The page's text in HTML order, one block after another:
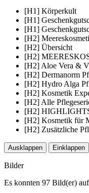
[H1] Körperkult
[H1]
[H1]
[H2]
[H2] Übersicht
[H2]
[H2] Aloe Vera &
[H2] Dermanorm
[H2] Hydro Alga
[H2] Kosmetik
[H2] Alle
[H2]
[H2] Kosmetik für
[H2] Zusätzliche
Ausklappen Einklappen
Bilder
Es konnten 97 Bild(er)